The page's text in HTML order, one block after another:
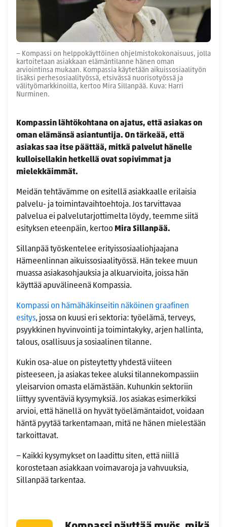
− Kompassi on helppokäyttöinen ohjelmistokokonaisuus, jolla
kartoitetaan asiakkaan elämäntilanne hänen oman
arviointinsa mukaan. Kompassia käytetään aikuissosiaalityön
lisäksi perhesosiaalityössä, etsivässä nuorisotyössä ja
välityömarkkinoilla, kertoo Mira Sillanpää. Kuva: Harri
Nurminen.
Kompassin lähtökohtana on ajatus, että asiakas on
oman elämänsä asiantuntija. On tärkeää, että
asiakas saa itse päättää, mitkä palvelut hänelle
kulloisellakin hetkellä ovat sopivimmat ja
mielekkäimmät.
Meidän tehtävämme on esitellä asiakkaalle erilaisia
palvelu- ja toimintavaihtoehtoja. Jos tarvittavaa
palvelua ei palvelutarjottimelta löydy, teemme siitä
esityksen eteenpäin, kertoo Mira Sillanpää.
Sillanpää työskentelee erityissosiaaliohjaajana
Hämeenlinnan aikuissosiaalityössä. Hän tekee muun
muassa asiakasohjauksia ja alkuarvioita, joissa hän
käyttää apuvälineenä Kompassia.
Kompassi on hämähäkinseitin näköinen graafinen
esitys, jossa on kuusi eri sektoria: työelämä, terveys,
psyykkinen hyvinvointi ja toimintakyky, arjen hallinta,
talous, osallisuus ja sosiaalinen tilanne.
Kukin osa-alue on pisteytetty yhdestä viiteen
pisteeseen, ja asiakas tekee aluksi tilannekompassiin
yleisarvion omasta elämästään. Kuhunkin sektoriin
liittyy syventäviä kysymyksiä. Jos asiakas esimerkiksi
arvioi, että hänellä on hyvät työelämäntaidot, voidaan
häntä pyytää tarkentamaan, mitä ne hänen mielestään
tarkoittavat.
− Kaikki kysymykset on laadittu siten, että niillä
korostetaan asiakkaan voimavaroja ja vahvuuksia,
Sillanpää tarkentaa.